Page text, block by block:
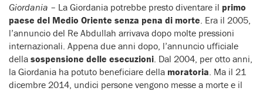
Giordania – La Giordania potrebbe presto diventare il primo
paese del Medio Oriente senza pena di morte . Era il 2005,
l’annuncio del Re Abdullah arrivava dopo molte pressioni
internazionali. Appena due anni dopo, l’annuncio ufficiale
della sospensione delle esecuzioni . Dal 2004, per otto anni,
la Giordania ha potuto beneficiare della moratoria . Ma il 21
dicembre 2014, undici persone vengono messe a morte e il